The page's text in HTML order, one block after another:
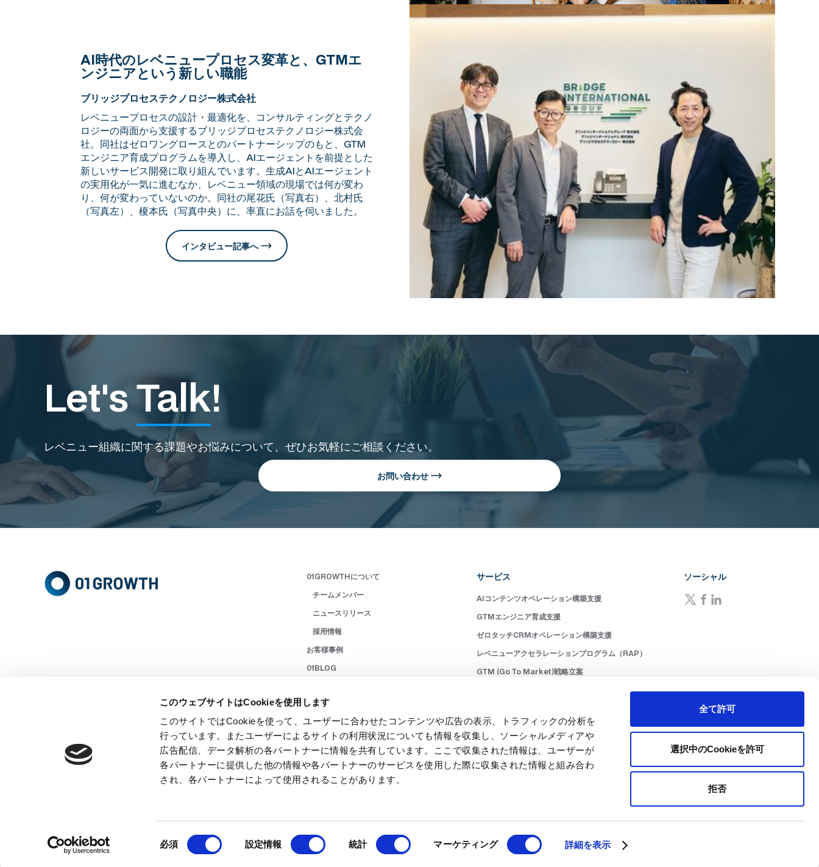
このウェブサイトはCookieを使用します
このサイトではCookieを使って、ユーザーに合わせたコンテンツや広告の表示、トラフィックの分析を
行っています。またユーザーによるサイトの利用状況についても情報を収集し、ソーシャルメディアや
広告配信、データ解析の各パートナーに情報を共有しています。ここで収集された情報は、ユーザーが
各パートナーに提供した他の情報や各パートナーのサービスを使用した際に収集された情報と組み合わ
され、各パートナーによって使用されることがあります。
意
必須 設定情報 統計 マーケティング 詳細を表示
全て許可
選択中のCookieを許可
拒否
AI時代のレベニュープロセス変革と、GTMエ
ンジニアという新しい職能
ブリッジプロセステクノロジー株式会社
レベニュープロセスの設計・最適化を、コンサルティングとテクノ
ロジーの両面から支援するブリッジプロセステクノロジー株式会
社。同社はゼロワングロースとのパートナーシップのもと、GTM
エンジニア育成プログラムを導入し、AIエージェントを前提とした
新しいサービス開発に取り組んでいます。生成AIとAIエージェント
の実用化が一気に進むなか、レベニュー領域の現場では何が変わ
り、何が変わっていないのか。同社の尾花氏（写真右）、北村氏
（写真左）、榎本氏（写真中央）に、率直にお話を伺いました。
インタビュー記事へ
Let'sTalk!
レベニュー組織に関する課題やお悩みについて、ぜひお気軽にご相談ください。
お問い合わせ
01GROWTHについて
チームメンバー
ニュースリリース
採用情報
お客様事例
01BLOG
お問い合わせ
ニュースレター購読
サービス利用規約
プライバシーポリシー
本サイトの利用について
サービス
AIコンテンツオペレーション構築支援
GTMエンジニア育成支援
ゼロタッチCRMオペレーション構築支援
レベニューアクセラレーションプログラム（RAP）
GTM (Go To Market)戦略立案
マーケティングオペレーション(MOps)構築支援
クラウドシステム導入・活用支援
レベニュー組織向けAI・データ活用支援
レベニュー人材育成支援
ソーシャル